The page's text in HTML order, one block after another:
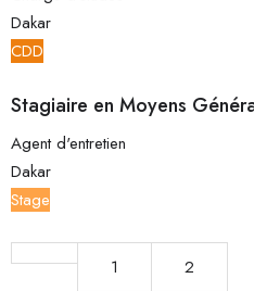
Dakar
CDD
Stagiaire en Moyens
Agent d'entretien
Dakar
Stage
1 2